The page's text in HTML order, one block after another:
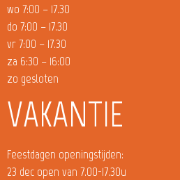
wo 7:00 – 17.30
do 7:00 – 17.30
vr 7:00 – 17.30
za 6:30 – 16:00
zo gesloten
VAKANTIE
Feestdagen openingstijden:
23 dec open van 7.00-17.30u